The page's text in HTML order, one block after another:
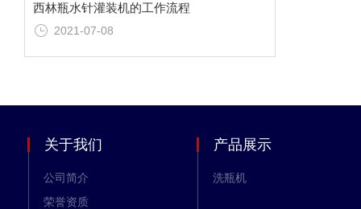
西林瓶水针灌装机的工作流程
2021-07-08
关于我们
公司简介
荣誉资质
产品展示
洗瓶机